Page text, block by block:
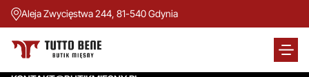
Aleja Zwycięstwa 244, 81-540 Gdynia
TUTTO BENE BUTIK MIĘSNY
Aleja Zwycięstwa 244,